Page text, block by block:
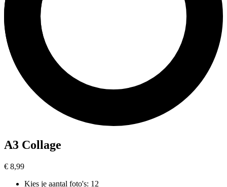
A3 Collage
€ 8,99
Kies je aantal foto's: 12